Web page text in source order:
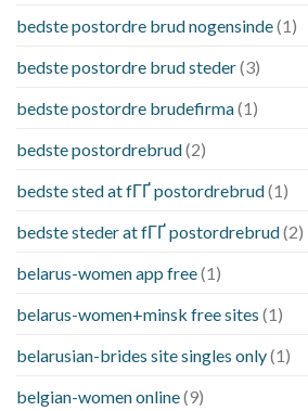
bedste postordre brud nogensinde(1)
bedste postordre brud steder(3)
bedste postordre brudefirma(1)
bedste postordrebrud(2)
bedste sted at fГҐ postordrebrud(1)
bedste steder at fГҐ postordrebrud(2)
belarus-women app free(1)
belarus-women+minsk free sites (1)
belarusian-brides site singles only(1)
belgian-women online(9)